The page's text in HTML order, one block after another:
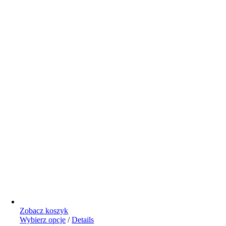
Zobacz koszyk
Wybierz opcje Ten
/ Details